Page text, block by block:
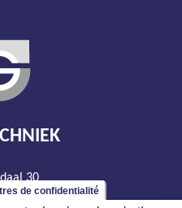
30
Waver
de confidentialité